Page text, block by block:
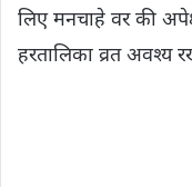
लिए मनचाहे वर की
हरतालिका व्रत अवश्‍य